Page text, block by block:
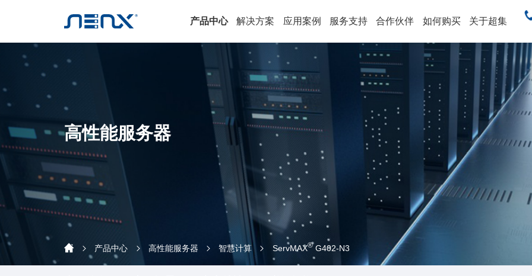
产品中心 解决方案 应用案例 服务支持 合作伙伴 如何购买 关于超集
高性能服务器
产品中心 高性能服务器 智慧计算 ServMAX®G402-N3